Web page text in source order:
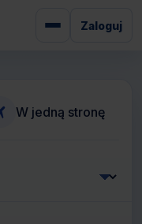
Zaloguj
W jedną stronę